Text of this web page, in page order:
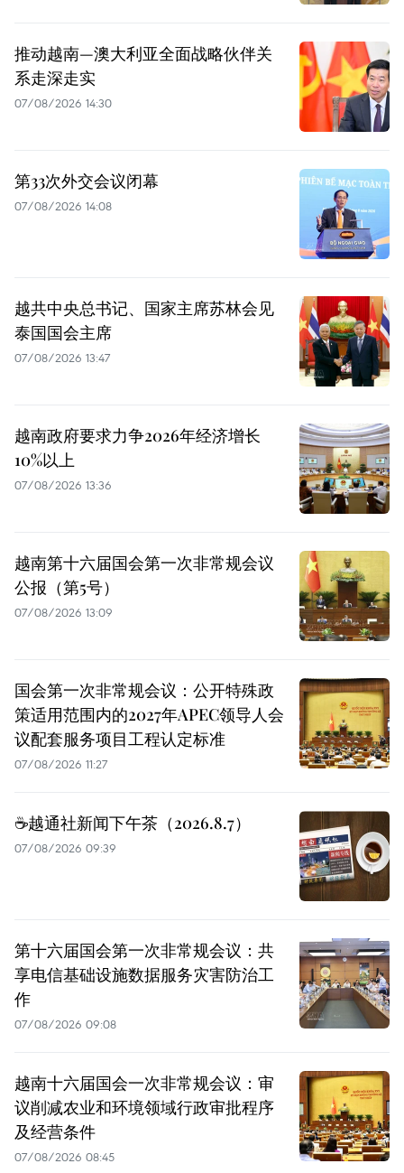
推动越南—澳大利亚全面战略伙伴关
系走深走实
07/08/2026 14:30
第33次外交会议闭幕
07/08/2026 14:08
越共中央总书记、国家主席苏林会见
泰国国会主席
07/08/2026 13:47
越南政府要求力争2026年经济增长
10%以上
07/08/2026 13:36
越南第十六届国会第一次非常规会议
公报（第5号）
07/08/2026 13:09
国会第一次非常规会议：公开特殊政
策适用范围内的2027年APEC领导人会
议配套服务项目工程认定标准
07/08/2026 11:27
☕️越通社新闻下午茶（2026.8.7）
07/08/2026 09:39
第十六届国会第一次非常规会议：共
享电信基础设施数据服务灾害防治工
作
07/08/2026 09:08
越南十六届国会一次非常规会议：审
议削减农业和环境领域行政审批程序
及经营条件
07/08/2026 08:45